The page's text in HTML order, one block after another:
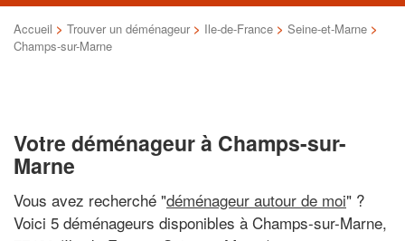
Accueil > Trouver un déménageur > Ile-de-France > Seine-et-Marne >
Champs-sur-Marne
Votre déménageur à Champs-sur-
Marne
Vous avez recherché "déménageur autour de moi" ?
Voici 5 déménageurs disponibles à Champs-sur-Marne,